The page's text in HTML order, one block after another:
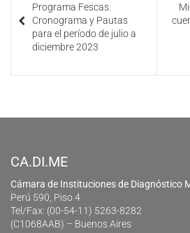
Programa Fescas.
Cronograma y Pautas
para el período de julio a
diciembre 2023
CA.DI.ME
Cámara de Instituciones de Diagnóstico
Perú 590, Piso 4
Tel/Fax: (00-54-11) 5263-8282
(C1068AAB) – Buenos Aires